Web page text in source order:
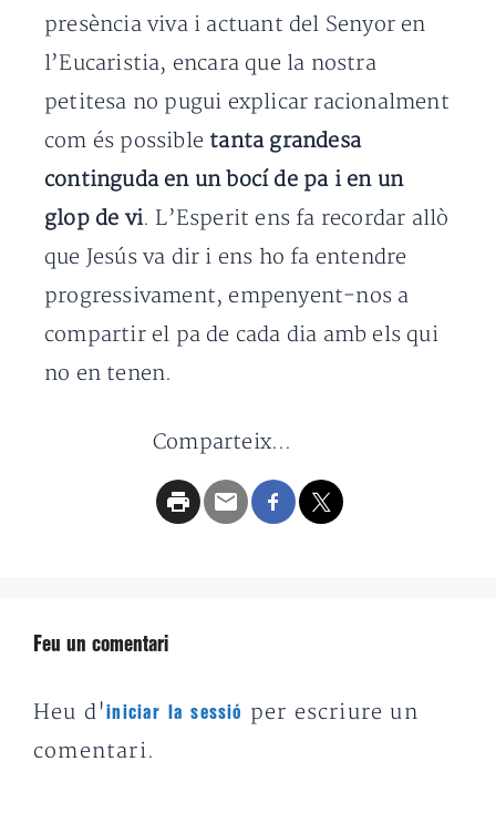
presència viva i actuant del Senyor en
l’Eucaristia, encara que la nostra
petitesa no pugui explicar racionalment
com és possible tanta grandesa
continguda en un bocí de pa i en un
glop de vi. L’Esperit ens fa recordar allò
que Jesús va dir i ens ho fa entendre
progressivament, empenyent-nos a
compartir el pa de cada dia amb els qui
no en tenen.
Comparteix...
Feu un comentari
Heu d'iniciar la sessió
per escriure un
comentari.